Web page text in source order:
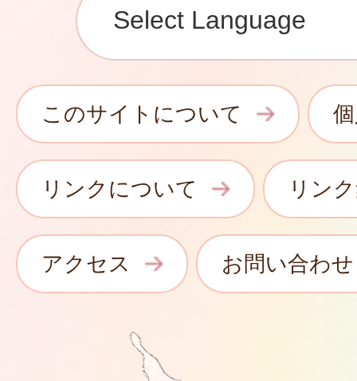
このサイトについて
リンクについて リン
アクセス お問い合わせ